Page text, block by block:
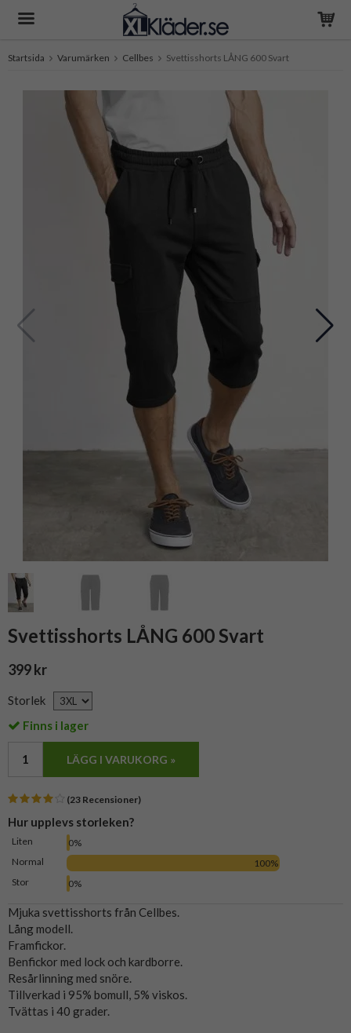
Startsida Varumärken Cellbes Svettisshorts LÅNG 600 Svart
Svettisshorts LÅNG 600 Svart
399 kr
Storlek
Finns i lager
LÄGG I VARUKORG »
(23 Recensioner)
Hur upplevs storleken?
Liten
0%
Normal
100%
Stor
0%
Mjuka svettisshorts från Cellbes.
Lång modell.
Framfickor.
Benfickor med lock och kardborre.
Resårlinning med snöre.
Tillverkad i 95% bomull, 5% viskos.
Tvättas i 40 grader.